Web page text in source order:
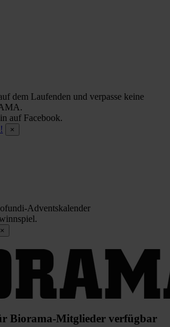
dem Laufenden und verpasse keine
auf Facebook.
×
Adventskalender
×
Biorama-Mitglieder verfügbar